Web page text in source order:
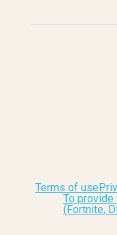
Terms of use
To
(Fortnite,